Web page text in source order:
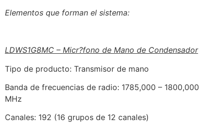
Elementos que forman el sistema:
LDWS1G8MC – Micr?fono de Mano de Condensador
Tipo de producto: Transmisor de mano
Banda de frecuencias de radio: 1785,000 – 1800,000
MHz
Canales: 192 (16 grupos de 12 canales)